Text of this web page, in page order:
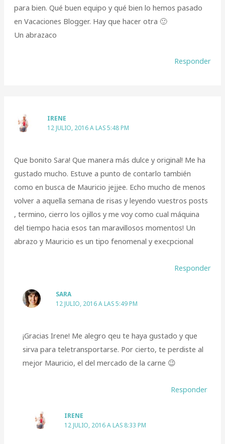
para bien. Qué buen equipo y qué bien lo hemos pasado
en Vacaciones Blogger. Hay que hacer otra 🙂
Un abrazaco
Responder
IRENE
12 JULIO, 2016 A LAS 5:48 PM
Que bonito Sara! Que manera más dulce y original! Me ha
gustado mucho. Estuve a punto de contarlo también
como en busca de Mauricio jejjee. Echo mucho de menos
volver a aquella semana de risas y leyendo vuestros posts
, termino, cierro los ojillos y me voy como cual máquina
del tiempo hacia esos tan maravillosos momentos! Un
abrazo y Mauricio es un tipo fenomenal y execpcional
Responder
SARA
12 JULIO, 2016 A LAS 5:49 PM
¡Gracias Irene! Me alegro qeu te haya gustado y que
sirva para teletransportarse. Por cierto, te perdiste al
mejor Mauricio, el del mercado de la carne 😉
Responder
IRENE
12 JULIO, 2016 A LAS 8:33 PM